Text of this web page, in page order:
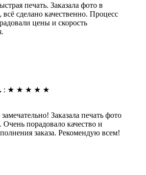
печать. Заказала фото в
сделано качественно. Процесс
цены и скорость
: ★ ★ ★ ★ ★
Заказала печать фото
порадовало качество и
заказа. Рекомендую всем!